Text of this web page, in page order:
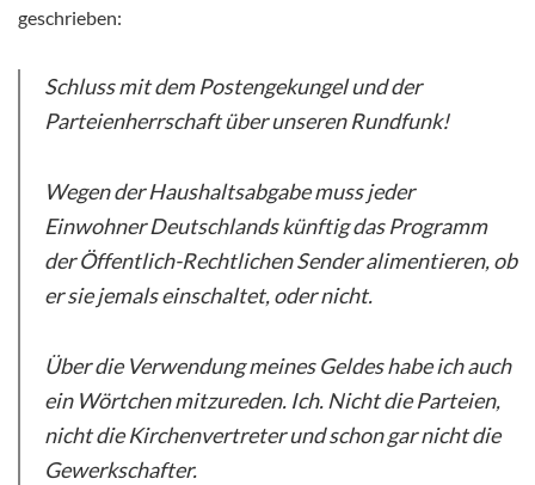
geschrieben:
Schluss mit dem Postengekungel und der
Parteienherrschaft über unseren Rundfunk!
Wegen der Haushaltsabgabe muss jeder
Einwohner Deutschlands künftig das Programm
der Öffentlich-Rechtlichen Sender alimentieren, ob
er sie jemals einschaltet, oder nicht.
Über die Verwendung meines Geldes habe ich auch
ein Wörtchen mitzureden. Ich. Nicht die Parteien,
nicht die Kirchenvertreter und schon gar nicht die
Gewerkschafter.